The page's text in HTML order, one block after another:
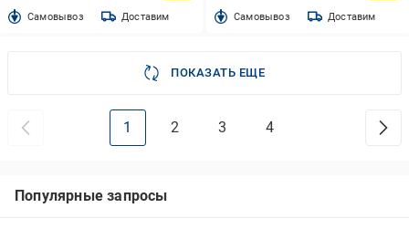
Cамовывоз Доставим Cамовывоз Доставим
ПОКАЗАТЬ ЕЩЕ
1 2 3 4
Популярные запросы